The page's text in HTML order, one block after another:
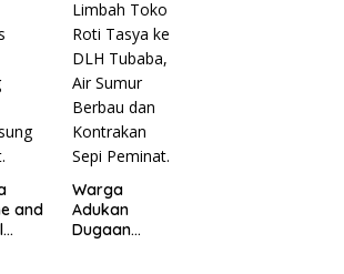
and
Warga
Adukan
Dugaan